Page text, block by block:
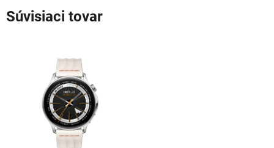
Súvisiaci tovar